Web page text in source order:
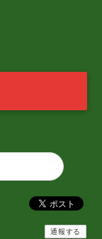
通報する